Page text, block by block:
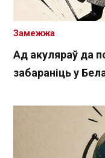
Ад акуляраў да
забараніць у
Замежжа